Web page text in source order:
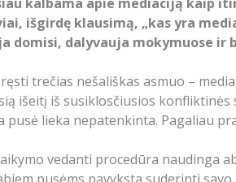
išgirdę klausimą, „kas yra
domisi, dalyvauja mokymuose
trečias nešališkas asmuo –
išeitį iš susiklosčiusios
lieka nepatenkinta. Pagaliau
vedanti procedūra naudinga